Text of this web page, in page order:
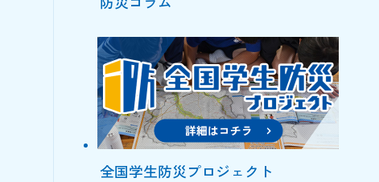
全国学生防災プロジェクト